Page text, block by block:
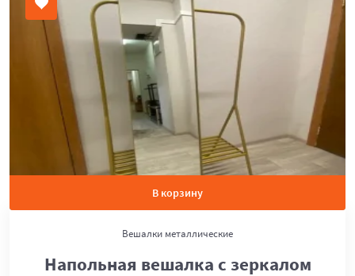
В корзину
Вешалки металлические
Напольная вешалка с зеркалом